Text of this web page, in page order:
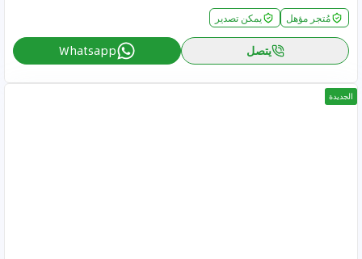
مُتجر مؤهل يمكن تصدير
يتصل Whatsapp
الجديدة